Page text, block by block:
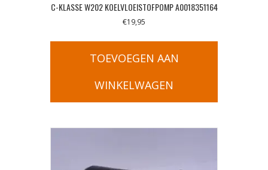
C-KLASSE W202 KOELVLOEISTOFPOMP A0018351164
€19,95
TOEVOEGEN AAN
WINKELWAGEN